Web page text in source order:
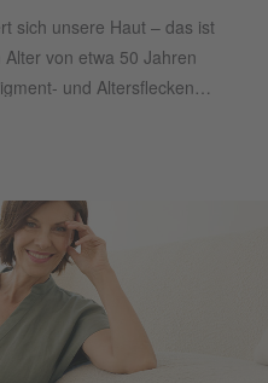
sich unsere Haut – das ist
von etwa 50 Jahren
und Altersflecken
und welche Produkte